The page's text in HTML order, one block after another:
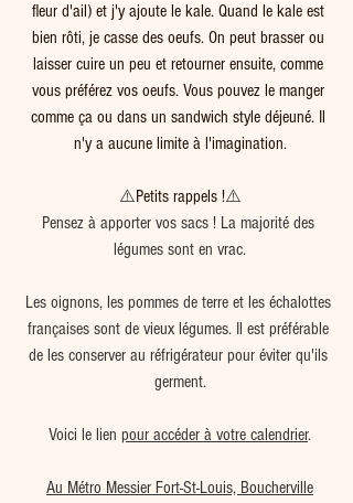
fleur d'ail) et j'y ajoute le kale. Quand le kale est
bien rôti, je casse des oeufs. On peut brasser ou
laisser cuire un peu et retourner ensuite, comme
vous préférez vos oeufs. Vous pouvez le manger
comme ça ou dans un sandwich style déjeuné. Il
n'y a aucune limite à l'imagination.
⚠️Petits rappels !⚠️
Pensez à apporter vos sacs ! La majorité des
légumes sont en vrac.
Les oignons, les pommes de terre et les échalottes
françaises sont de vieux légumes. Il est préférable
de les conserver au réfrigérateur pour éviter qu'ils
germent.
Voici le lien pour accéder à votre calendrier.
Au Métro Messier Fort-St-Louis, Boucherville